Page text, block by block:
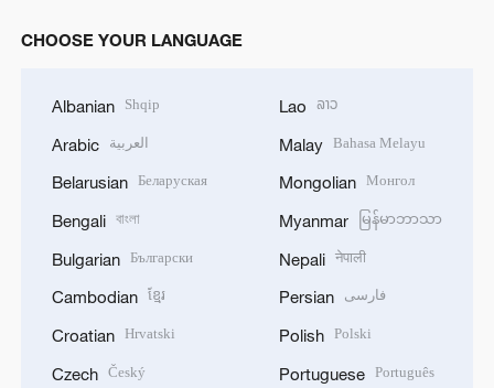
CHOOSE YOUR LANGUAGE
Albanian Shqip
Arabic العربية
Belarusian Беларуская
Bengali বাংলা
Bulgarian Български
Cambodian ខ្មែរ
Croatian Hrvatski
Czech Český
Lao ລາວ
Malay Bahasa Melayu
Mongolian Монгол
Myanmar မြန်မာဘာသာ
Nepali नेपाली
Persian فارسی
Polish Polski
Portuguese Português